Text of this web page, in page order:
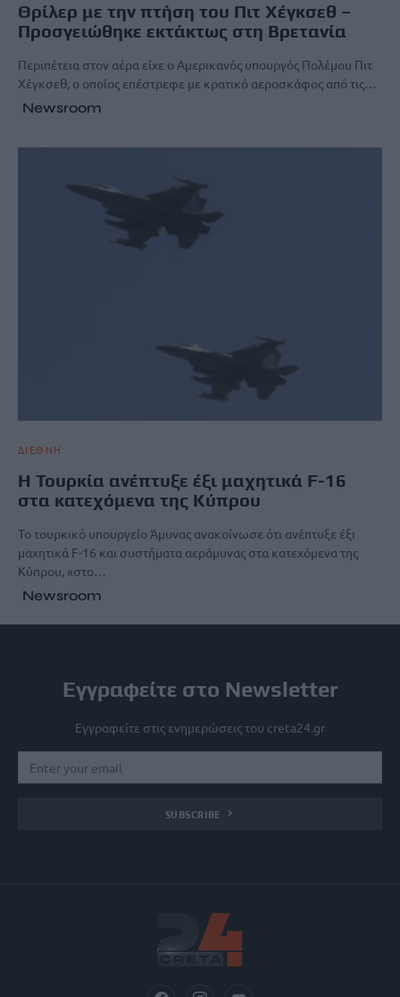
Θρίλερ με την πτήση του Πιτ Χέγκσεθ –
Προσγειώθηκε εκτάκτως στη Βρετανία
Περιπέτεια στον αέρα είχε ο Αμερικανός υπουργός Πολέμου Πιτ
Χέγκσεθ, ο οποίος επέστρεφε με κρατικό αεροσκάφος από τις…
Newsroom
ΔΙΕΘΝΗ
Η Τουρκία ανέπτυξε έξι μαχητικά F-16
στα κατεχόμενα της Κύπρου
Το τουρκικό υπουργείο Άμυνας ανακοίνωσε ότι ανέπτυξε έξι
μαχητικά F-16 και συστήματα αεράμυνας στα κατεχόμενα της
Κύπρου, «στο…
Newsroom
Εγγραφείτε στο Newsletter
Εγγραφείτε στις ενημερώσεις του creta24.gr
SUBSCRIBE